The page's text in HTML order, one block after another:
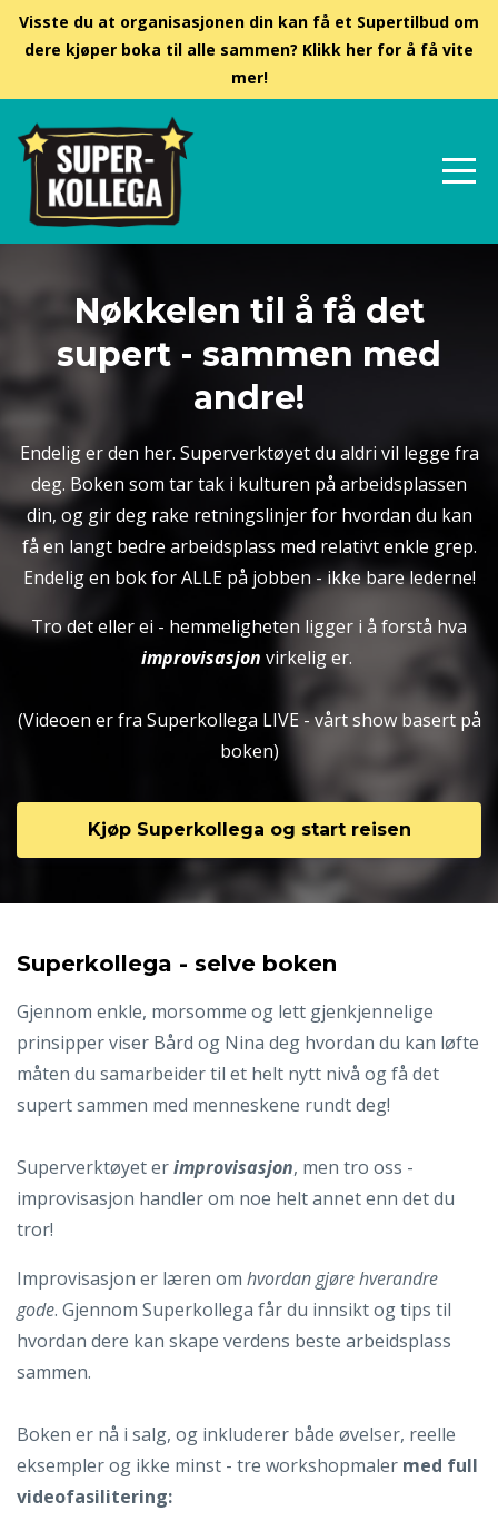
Visste du at organisasjonen din kan få et Supertilbud om
dere kjøper boka til alle sammen? Klikk her for å få vite
mer!
Nøkkelen til å få det
supert - sammen med
andre!
Endelig er den her. Superverktøyet du aldri vil legge fra
deg. Boken som tar tak i kulturen på arbeidsplassen
din, og gir deg rake retningslinjer for hvordan du kan
få en langt bedre arbeidsplass med relativt enkle grep.
Endelig en bok for ALLE på jobben - ikke bare lederne!
Tro det eller ei - hemmeligheten ligger i å forstå hva
improvisasjon virkelig er.
(Videoen er fra Superkollega LIVE - vårt show basert på
boken)
Kjøp Superkollega og start reisen
Superkollega - selve boken
Gjennom enkle, morsomme og lett gjenkjennelige
prinsipper viser Bård og Nina deg hvordan du kan løfte
måten du samarbeider til et helt nytt nivå og få det
supert sammen med menneskene rundt deg!
Superverktøyet erimprovisasjon, men tro oss -
improvisasjon handler om noe helt annet enn det du
tror!
Improvisasjon er læren om hvordan gjøre hverandre
gode. Gjennom Superkollega får du innsikt og tips til
hvordan dere kan skape verdens beste arbeidsplass
sammen.
Boken er nå i salg, og inkluderer både øvelser, reelle
eksempler og ikke minst - tre workshopmaler med full
videofasilitering: